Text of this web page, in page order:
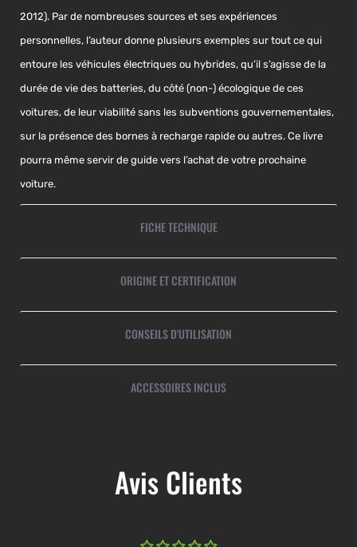
2012). Par de nombreuses sources et ses expériences
personnelles, l’auteur donne plusieurs exemples sur tout ce qui
entoure les véhicules électriques ou hybrides, qu’il s’agisse de la
durée de vie des batteries, du côté (non-) écologique de ces
voitures, de leur viabilité sans les subventions gouvernementales,
sur la présence des bornes à recharge rapide ou autres. Ce livre
pourra même servir de guide vers l’achat de votre prochaine
voiture.
FICHE TECHNIQUE
ORIGINE ET CERTIFICATION
CONSEILS D'UTILISATION
ACCESSOIRES INCLUS
Avis Clients